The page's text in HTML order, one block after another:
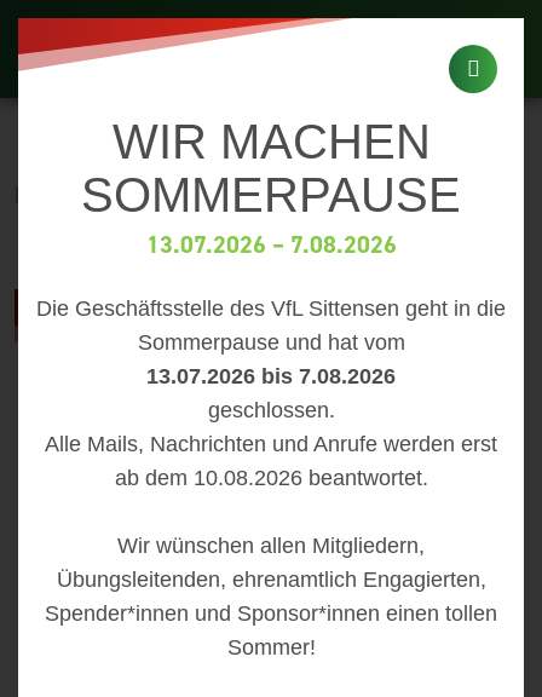
BETREUER
MEIN PROFIL
WIR MACHEN
SOMMERPAUSE
13.07.2026 – 7.08.2026
Die Geschäftsstelle des VfL Sittensen geht in die
Sommerpause und hat vom
13.07.2026 bis 7.08.2026
geschlossen.
Alle Mails, Nachrichten und Anrufe werden erst
ab dem 10.08.2026 beantwortet.
Wir wünschen allen Mitgliedern,
Übungsleitenden, ehrenamtlich Engagierten,
Spender*innen und Sponsor*innen einen tollen
Sommer!